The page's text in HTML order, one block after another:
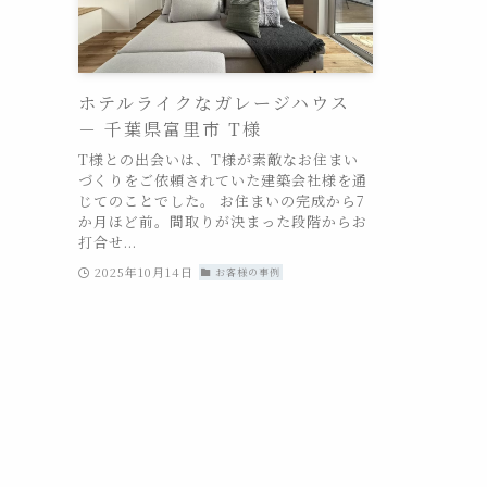
ホテルライクなガレージハウス
－ 千葉県富里市 T様
T様との出会いは、T様が素敵なお住まい
づくりをご依頼されていた建築会社様を通
じてのことでした。 お住まいの完成から7
か月ほど前。間取りが決まった段階からお
打合せ...
2025年10月14日 お客様の事例